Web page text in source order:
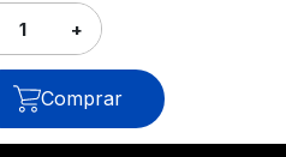
+
Comprar